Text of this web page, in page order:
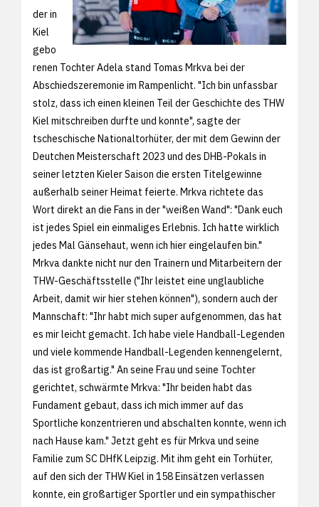
der in
Kiel
gebo
renen Tochter Adela stand Tomas Mrkva bei der
Abschiedszeremonie im Rampenlicht. "Ich bin unfassbar
stolz, dass ich einen kleinen Teil der Geschichte des THW
Kiel mitschreiben durfte und konnte", sagte der
tscheschische Nationaltorhüter, der mit dem Gewinn der
Deutchen Meisterschaft 2023 und des DHB-Pokals in
seiner letzten Kieler Saison die ersten Titelgewinne
außerhalb seiner Heimat feierte. Mrkva richtete das
Wort direkt an die Fans in der "weißen Wand": "Dank euch
ist jedes Spiel ein einmaliges Erlebnis. Ich hatte wirklich
jedes Mal Gänsehaut, wenn ich hier eingelaufen bin."
Mrkva dankte nicht nur den Trainern und Mitarbeitern der
THW-Geschäftsstelle ("Ihr leistet eine unglaubliche
Arbeit, damit wir hier stehen können"), sondern auch der
Mannschaft: "Ihr habt mich super aufgenommen, das hat
es mir leicht gemacht. Ich habe viele Handball-Legenden
und viele kommende Handball-Legenden kennengelernt,
das ist großartig." An seine Frau und seine Tochter
gerichtet, schwärmte Mrkva: "Ihr beiden habt das
Fundament gebaut, dass ich mich immer auf das
Sportliche konzentrieren und abschalten konnte, wenn ich
nach Hause kam." Jetzt geht es für Mrkva und seine
Familie zum SC DHfK Leipzig. Mit ihm geht ein Torhüter,
auf den sich der THW Kiel in 158 Einsätzen verlassen
konnte, ein großartiger Sportler und ein sympathischer